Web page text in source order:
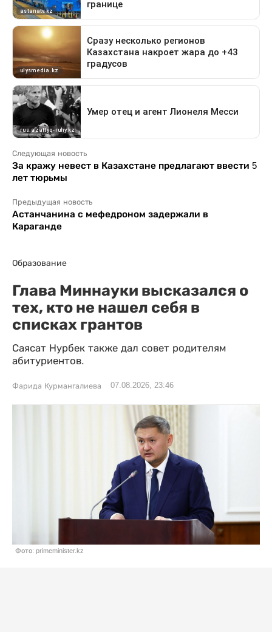
Следующая новость
За кражу невест в Казахстане предлагают ввести 5
лет тюрьмы
Предыдущая новость
Астанчанина с мефедроном задержали в
Караганде
Образование
Глава Миннауки высказался о
тех, кто не нашел себя в
списках грантов
Саясат Нурбек также дал совет родителям
абитуриентов.
Фарида Курмангалиева 07.08.2026, 23:46
Фото: primeminister.kz